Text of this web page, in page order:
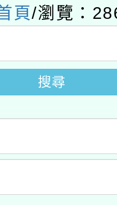
位及節水達
祈福系列
」
地景藝術
頁/瀏覽：
搜尋